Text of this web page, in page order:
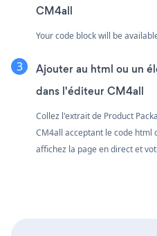
CM4all
Your code block will be
Ajouter au html ou un
dans l'éditeur CM4all
Collez l'extrait de Product
CM4all acceptant le code html
affichez la page en direct et